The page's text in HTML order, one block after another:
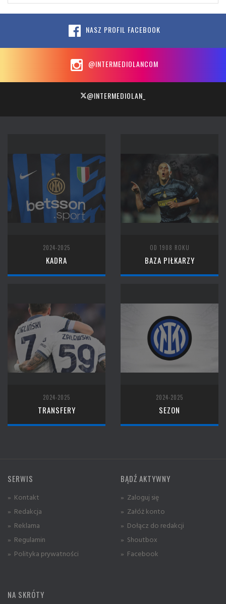
NASZ PROFIL FACEBOOK
@INTERMEDIOLANCOM
@INTERMEDIOLAN_
2024-2025
KADRA
OD 1908 ROKU
BAZA PIŁKARZY
2024-2025
TRANSFERY
2024-2025
SEZON
SERWIS
» Kontakt
» Redakcja
» Reklama
» Regulamin
» Polityka prywatności
BĄDŹ AKTYWNY
» Zaloguj się
» Załóż konto
» Dołącz do redakcji
» Shoutbox
» Facebook
NA SKRÓTY